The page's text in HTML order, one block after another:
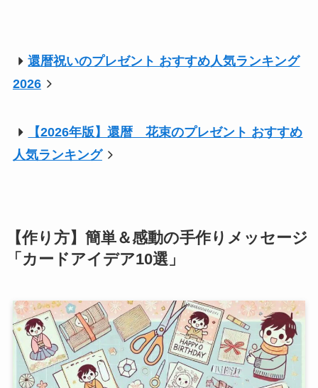
還暦祝いのプレゼント おすすめ人気ランキング
2026
【2026年版】還暦 花束のプレゼント おすすめ
人気ランキング
【作り方】簡単＆感動の手作りメッセージ
「カードアイデア10選」